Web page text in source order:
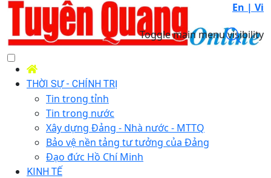
En | Vi
Toggle main menu visibility
THỜI SỰ - CHÍNH TRỊ
Tin trong tỉnh
Tin trong nước
Xây dựng Đảng - Nhà nước - MTTQ
Bảo vệ nền tảng tư tưởng của Đảng
Đạo đức Hồ Chí Minh
KINH TẾ